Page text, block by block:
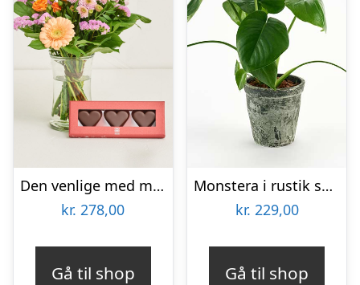
Den venlige med marcipanhjerter
kr. 278,00
Gå til shop
Monstera i rustik skjuler – Send blomster med Bloomit
kr. 229,00
Gå til shop